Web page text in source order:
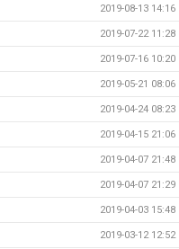
2019-08-13 14:16
2019-07-22 11:28
2019-07-16 10:20
2019-05-21 08:06
2019-04-24 08:23
2019-04-15 21:06
2019-04-07 21:48
2019-04-07 21:29
2019-04-03 15:48
2019-03-12 12:52